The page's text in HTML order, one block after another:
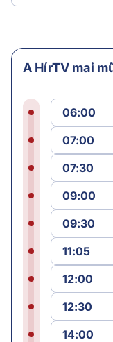
A HírTV mai
06:00
07:00
07:30
09:00
09:30
11:05
12:00
12:30
14:00